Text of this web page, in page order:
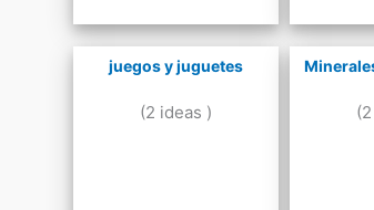
juegos y juguetes
(2 ideas )